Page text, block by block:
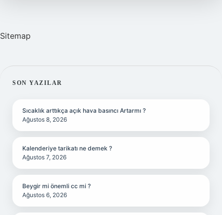
Sitemap
SIDEBAR
SON YAZILAR
Sıcaklık arttıkça açık hava basıncı Artarmı ?
Ağustos 8, 2026
Kalenderiye tarikatı ne demek ?
Ağustos 7, 2026
Beygir mi önemli cc mi ?
Ağustos 6, 2026